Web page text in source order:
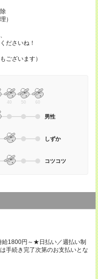
）
ださいね！
ございます）
40 50 60
男性
しずか
コツコツ
1800円～★日払い／週払い制
手続き完了次第のお支払いとな